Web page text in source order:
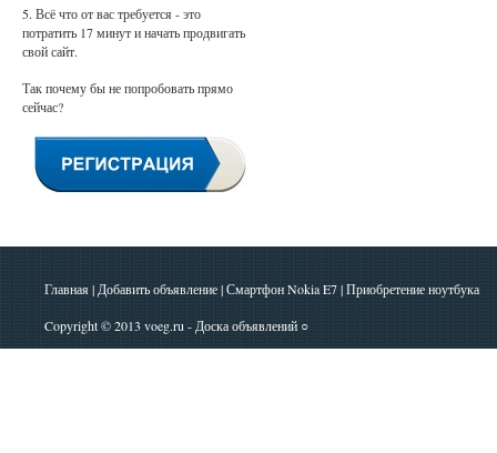
5. Всё что от вас требуется - это
потратить 17 минут и начать продвигать
свой сайт.
Так почему бы не попробовать прямо
сейчас?
Главная|Добавить объявление|Смартфон Nokia E7|Приобретение ноутбука
Copyright © 2013 voeg.ru - Доска объявлений ○